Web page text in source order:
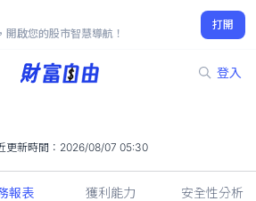
開啟您的股市智慧導航！
打開
登入
14.50
0.34%
更新時間： 2026/08/07 05:30
報表 獲利能力 安全性分析